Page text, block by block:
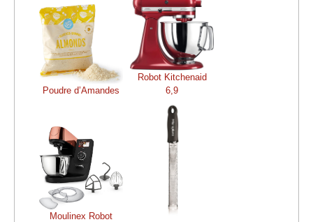
Poudre d’Amandes
Robot Kitchenaid
6,9
Moulinex Robot